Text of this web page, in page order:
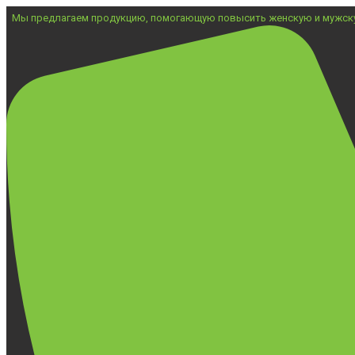
Мы предлагаем продукцию, помогающую повысить женскую и